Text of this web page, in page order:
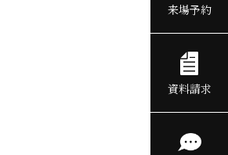
来場予約
資料請求